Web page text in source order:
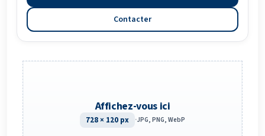
Contacter
Affichez-vous ici
728 × 120 px ·JPG, PNG, WebP